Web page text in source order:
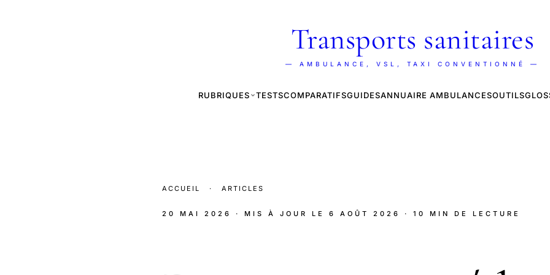
Transports sanitaires
— AMBULANCE, VSL, TAXI CONVENTIONNÉ —
RUBRIQUES TESTSCOMPARATIFSGUIDESANNUAIRE AMBULANCESOUTILS
ACCUEIL · ARTICLES
20 MAI 2026 · MIS À JOUR LE 6 AOÛT 2026 · 10 MIN DE LECTURE